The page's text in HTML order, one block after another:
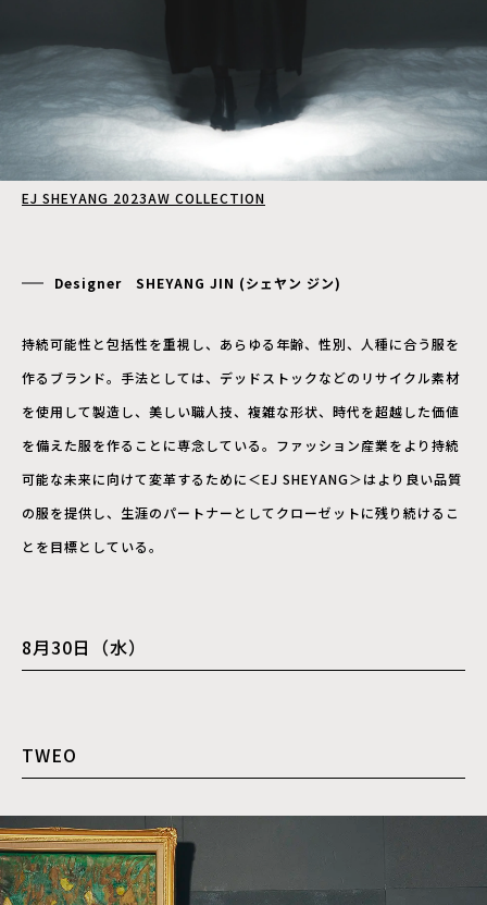
EJ SHEYANG 2023AW COLLECTION
Designer SHEYANG JIN (シェヤン ジン)
持続可能性と包括性を重視し、あらゆる年齢、性別、人種に合う服を
作るブランド。手法としては、デッドストックなどのリサイクル素材
を使用して製造し、美しい職人技、複雑な形状、時代を超越した価値
を備えた服を作ることに専念している。ファッション産業をより持続
可能な未来に向けて変革するために＜EJ SHEYANG＞はより良い品質
の服を提供し、生涯のパートナーとしてクローゼットに残り続けるこ
とを目標としている。
8月30日（水）
TWEO